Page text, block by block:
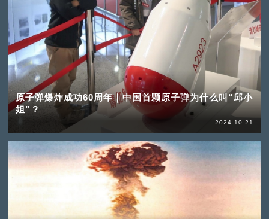
原子弹爆炸成功60周年｜中国首颗原子弹为什么叫“邱小
姐”？
2024-10-21